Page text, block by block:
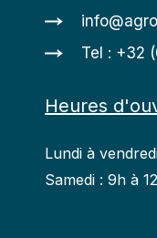
Tel : +32
Heures
Lundi à
Samedi : 9h à